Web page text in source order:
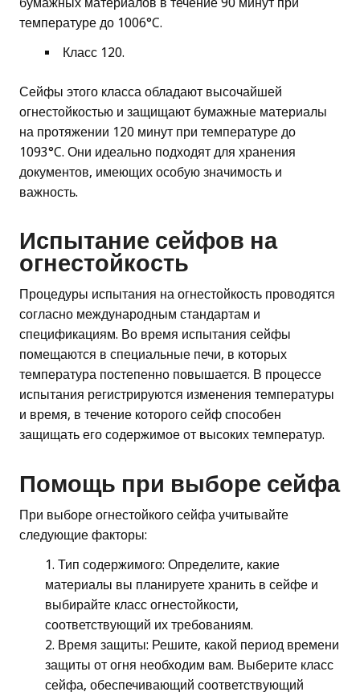
температуре до 1006°C.
Класс 120.
Сейфы этого класса обладают высочайшей
огнестойкостью и защищают бумажные материалы
на протяжении 120 минут при температуре до
1093°C. Они идеально подходят для хранения
документов, имеющих особую значимость и
важность.
Испытание сейфов на
огнестойкость
Процедуры испытания на огнестойкость проводятся
согласно международным стандартам и
спецификациям. Во время испытания сейфы
помещаются в специальные печи, в которых
температура постепенно повышается. В процессе
испытания регистрируются изменения температуры
и время, в течение которого сейф способен
защищать его содержимое от высоких температур.
Помощь при выборе сейфа
При выборе огнестойкого сейфа учитывайте
следующие факторы:
Тип содержимого: Определите, какие
материалы вы планируете хранить в сейфе и
выбирайте класс огнестойкости,
соответствующий их требованиям.
Время защиты: Решите, какой период времени
защиты от огня необходим вам. Выберите класс
сейфа, обеспечивающий соответствующий